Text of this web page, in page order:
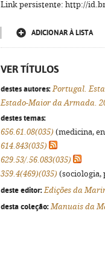
Link persistente: http://
ADICIONAR À LISTA
VER TÍTULOS
destes autores: Portugal.
Estado-Maior da Armada.
destes temas:
656.61.08(035) (medicina,
614.843(035)
629.53/.56.083(035)
359.4(469)(035) (sociologia,
deste editor: Edições da
desta coleção: Manuais da